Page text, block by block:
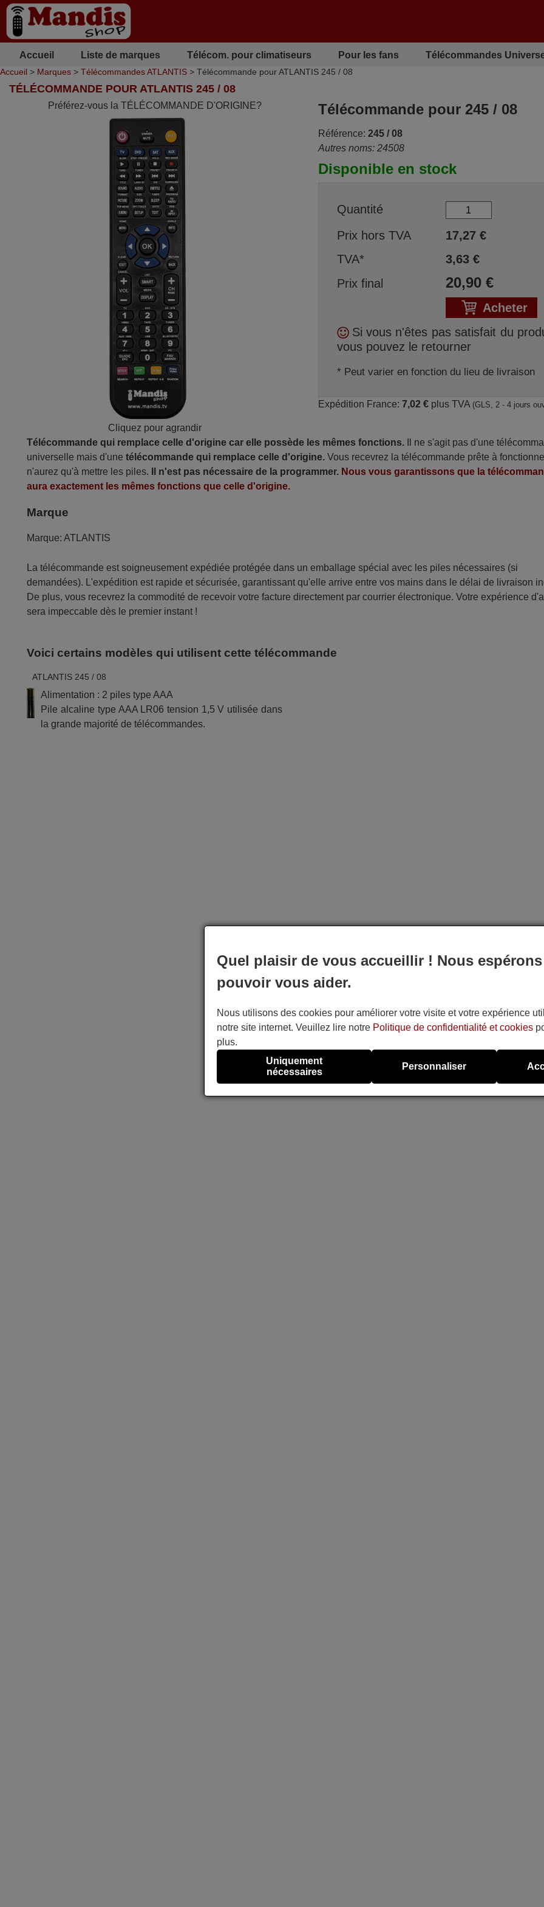
Accueil Liste de marques Télécom. pour climatiseurs Pour les fans Télécommandes
Accueil > Marques > Télécommandes ATLANTIS > Télécommande pour ATLANTIS 245 / 08
TÉLÉCOMMANDE POUR ATLANTIS 245 / 08
Préférez-vous la TÉLÉCOMMANDE D'ORIGINE?
Cliquez pour agrandir
Télécommande pour 245 / 08
Référence: 245 / 08
Autres noms: 24508
Disponible en stock
Quantité
Prix hors TVA
17,27€
TVA*
3,63€
Prix final
20,90€
Acheter
Si vous n'êtes pas satisfait du
vous pouvez le retourner
* Peut varier en fonction du lieu de livraison
Expédition France: 7,02 €plus TVA (GLS, 2 - 4 jours
Télécommande qui remplace celle d'origine car elle possède les mêmes fonctions. Il ne s'agit pas d'une
universelle mais d'unetélécommande qui remplace celle d'origine. Vous recevrez la télécommande prête à
n'aurez qu'à mettre les piles.
Il n'est pas nécessaire de la programmer. Nous vous garantissons que la
aura exactement les mêmes fonctions que celle d'origine.
Marque
Marque: ATLANTIS
La télécommande est soigneusement expédiée protégée dans un emballage spécial avec les piles nécessaires (si
demandées). L'expédition est rapide et sécurisée, garantissant qu'elle arrive entre vos mains dans le délai de livraison
De plus, vous recevrez la commodité de recevoir votre facture directement par courrier électronique. Votre expérience
sera impeccable dès le premier instant !
Voici certains modèles qui utilisent cette télécommande
ATLANTIS 245 / 08
Alimentation : 2 piles type AAA
Pile alcaline type AAA LR06 tension 1,5 V utilisée dans
la grande majorité de télécommandes.
Quel plaisir de vous accueillir ! Nous espérons
pouvoir vous aider.
Nous utilisons des cookies pour améliorer votre visite et votre expérience
notre site internet. Veuillez lire notre Politique de confidentialité et cookies
plus.
Uniquement
nécessaires
Personnaliser